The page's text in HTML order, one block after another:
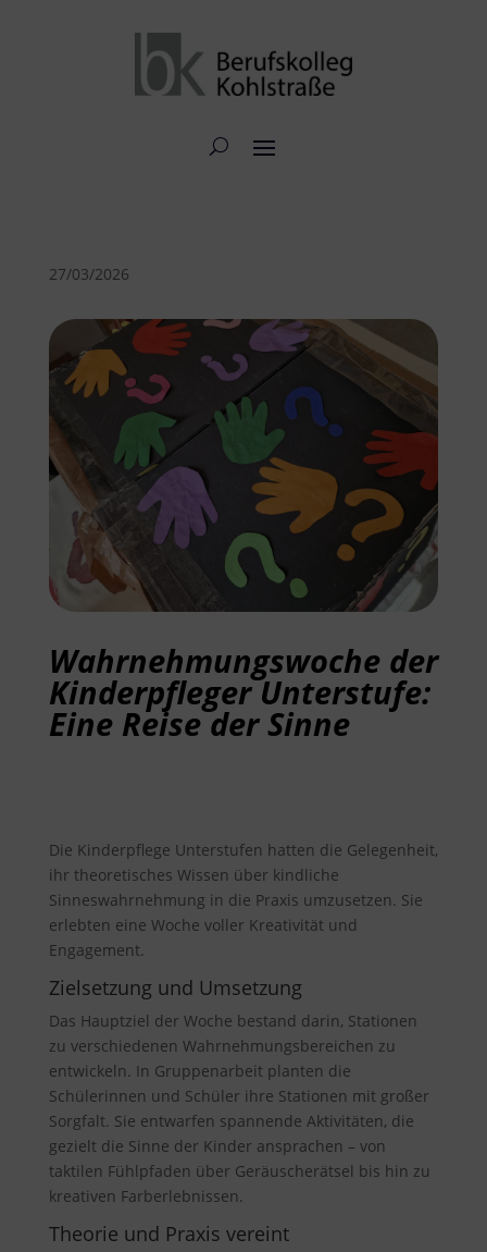
27/03/2026
Wahrnehmungswoche der
Kinderpfleger Unterstufe:
Eine Reise der Sinne
Die Kinderpflege Unterstufen hatten die Gelegenheit,
ihr theoretisches Wissen über kindliche
Sinneswahrnehmung in die Praxis umzusetzen. Sie
erlebten eine Woche voller Kreativität und
Engagement.
Zielsetzung und Umsetzung
Das Hauptziel der Woche bestand darin, Stationen
zu verschiedenen Wahrnehmungsbereichen zu
entwickeln. In Gruppenarbeit planten die
Schülerinnen und Schüler ihre Stationen mit großer
Sorgfalt. Sie entwarfen spannende Aktivitäten, die
gezielt die Sinne der Kinder ansprachen – von
taktilen Fühlpfaden über Geräuscherätsel bis hin zu
kreativen Farberlebnissen.
Theorie und Praxis vereint